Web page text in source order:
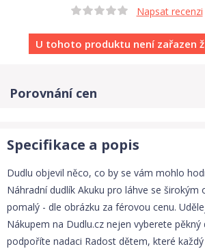
Napsat recenzi
U tohoto produktu není zařazen
Porovnání cen
Specifikace a popis
Dudlu objevil něco, co by se vám mohlo
Náhradní dudlík Akuku pro láhve se širokým
pomalý - dle obrázku za férovou cenu.
Nákupem na Dudlu.cz nejen vyberete pěkný
podpoříte nadaci Radost dětem, které